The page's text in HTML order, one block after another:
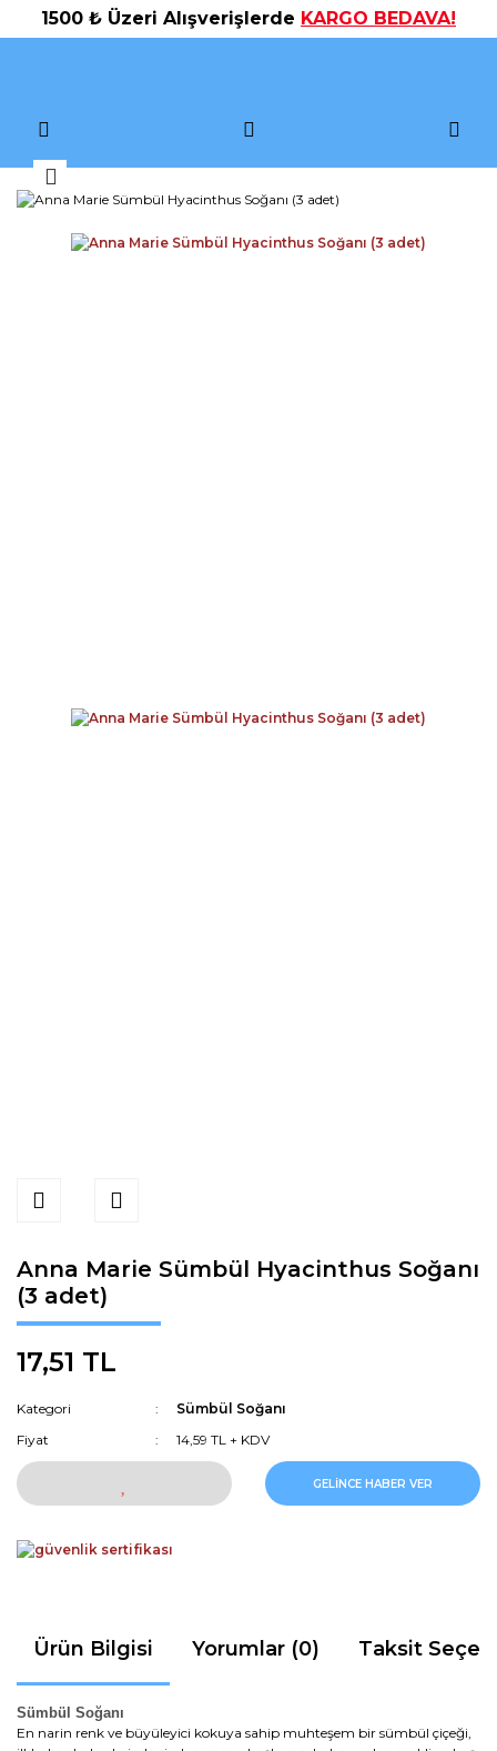
1500 ₺ Üzeri Alışverişlerde KARGO BEDAVA!
Anna Marie Sümbül Hyacinthus Soğanı
(3 adet)
17,51 TL
Kategori
Sümbül Soğanı
Fiyat
14,59 TL + KDV
GELİNCE HABER VER
Ürün Bilgisi Yorumlar (0) Taksit
Sümbül Soğanı
En narin renk ve büyüleyici kokuya sahip muhteşem bir sümbül çiçeği,